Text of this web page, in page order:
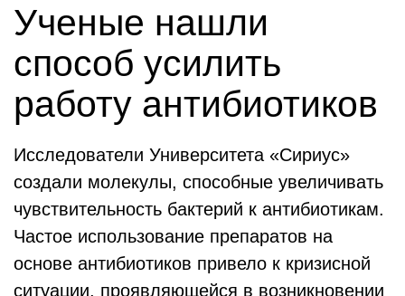
Ученые нашли
способ усилить
работу антибиотиков
Исследователи Университета «Сириус»
создали молекулы, способные увеличивать
чувствительность бактерий к антибиотикам.
Частое использование препаратов на
основе антибиотиков привело к кризисной
ситуации, проявляющейся в возникновении